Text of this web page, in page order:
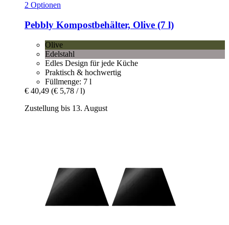
2 Optionen
Pebbly Kompostbehälter, Olive (7 l)
Olive
Edelstahl
Edles Design für jede Küche
Praktisch & hochwertig
Füllmenge: 7 l
€ 40,49 (€ 5,78 / l)
Zustellung bis 13. August